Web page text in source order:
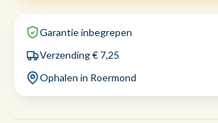
Garantie inbegrepen
Verzending € 7,25
Ophalen in Roermond